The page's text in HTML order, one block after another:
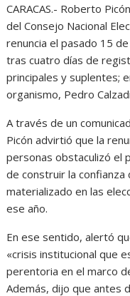
CARACAS.- Roberto
del Consejo Nacional
renuncia el pasado 15
tras cuatro días de
principales y suplentes;
organismo, Pedro
A través de un
Picón advirtió que la
personas obstaculizó el
de construir la
materializado en las
ese año.
En ese sentido, alertó
«crisis institucional que
perentoria en el marco
Además, dijo que antes